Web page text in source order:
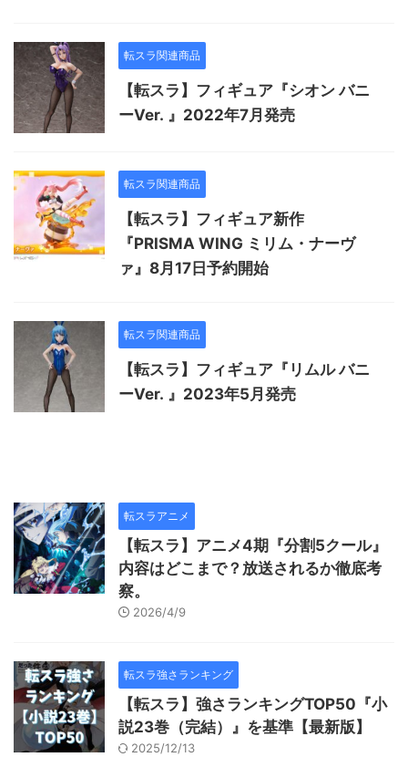
転スラ関連商品
【転スラ】フィギュア『シオン バニ
ーVer. 』2022年7月発売
転スラ関連商品
【転スラ】フィギュア新作
『PRISMA WING ミリム・ナーヴ
ァ』8月17日予約開始
転スラ関連商品
【転スラ】フィギュア『リムル バニ
ーVer. 』2023年5月発売
転スラアニメ
【転スラ】アニメ4期『分割5クール』
内容はどこまで？放送されるか徹底考
察。
2026/4/9
転スラ強さランキング
【転スラ】強さランキングTOP50『小
説23巻（完結）』を基準【最新版】
2025/12/13